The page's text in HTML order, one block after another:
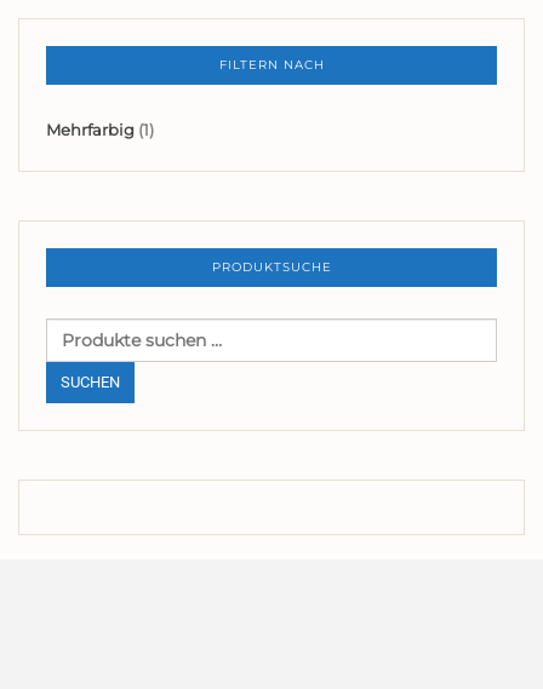
FILTERN NACH
Mehrfarbig (1)
PRODUKTSUCHE
Suchen
nach:
SUCHEN